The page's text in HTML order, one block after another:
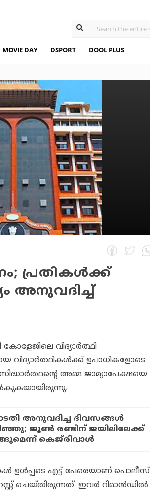
MOVIE DAY DSPORT DOOL PLUS
പ്രതികള്‍ക്ക്
അനുവദിച്ച്
വിദ്യാര്‍ത്ഥി
വിദ്യാര്‍ത്ഥികള്‍ക്ക് ഉപാധികളോടെ
അമ്മ ജാമ്യാപേക്ഷയെ
അനുവദിച്ച ദിവസങ്ങള്‍
ജൂണ്‍ രണ്ടിന് ജയിലിലേക്ക്
കെജ്‌രിവാള്‍
ഉള്‍പ്പടെ എട്ട് പേരെയാണ് പൊലീസ്
ചെയ്തിരുന്നത്. ഇവര്‍ റിമാൻഡിൽ